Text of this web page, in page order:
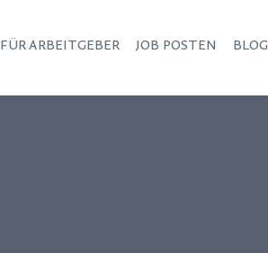
FÜR ARBEITGEBER JOB POSTEN BLOG